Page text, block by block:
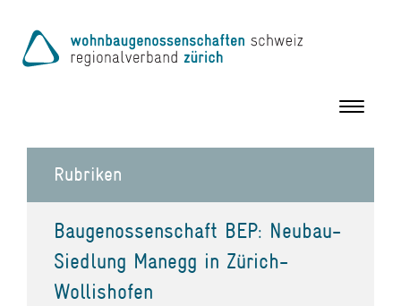
Toggle
Rubriken
Baugenossenschaft BEP: Neubau-
Siedlung Manegg in Zürich-
Wollishofen